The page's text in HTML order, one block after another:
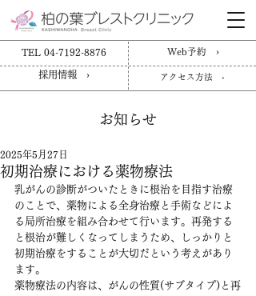
TEL 04-7192-8876 Web予約 ›
採用情報 › アクセス方法 ›
お知らせ
初期治療における薬物療法
2025年5月27日
乳がんの診断がついたときに根治を目指す治療
のことで、薬物による全身治療と手術などによ
る局所治療を組み合わせて行います。再発する
と根治が難しくなってしまうため、しっかりと
初期治療をすることが大切だという考えがあり
ます。
薬物療法の内容は、がんの性質(サブタイプ)と再